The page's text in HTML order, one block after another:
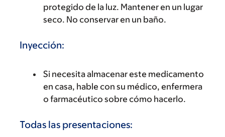
protegido de la luz. Mantener en un lugar
seco. No conservar en un baño.
Inyección:
Si necesita almacenar este medicamento
en casa, hable con su médico, enfermera
o farmacéutico sobre cómo hacerlo.
Todas las presentaciones: